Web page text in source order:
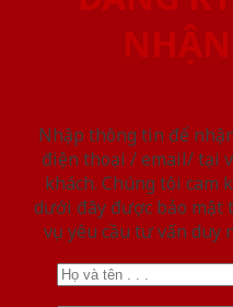
Nhập thông tin để
điện thoại / email/ tại
khách. Chúng tôi cam
dưới đây được bảo mật
vụ yêu cầu tư vấn duy